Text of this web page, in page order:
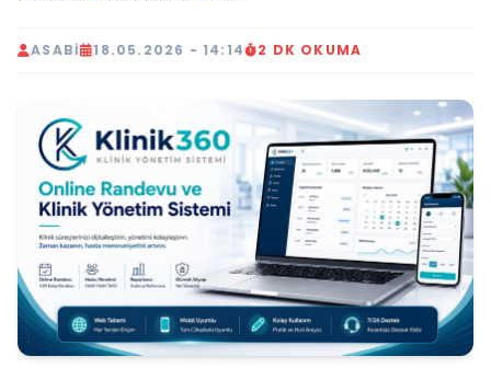
ASABI 18.05.2026 - 14:14 2 DK OKUMA